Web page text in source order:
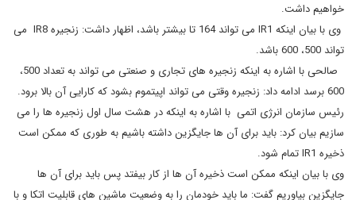
خواهیم داشت.
وی با بیان اینکه IR1 می تواند 164 تا بیشتر باشد، اظهار داشت: زنجیره IR8 می
تواند 500، 600 باشد.
صالحی با اشاره به اینکه زنجیره های تجاری و صنعتی می تواند به تعداد 500،
600 برسد ادامه داد: زنجیره وقتی می تواند اپیتموم بشود که کارایی آن بالا برود.
رئیس سازمان انرژی اتمی با اشاره به اینکه در هشت سال اول زنجیره ها را می
سازیم بیان کرد: باید برای آن ها جایگزین داشته باشیم به طوری که ممکن است
ذخیره IR1 تمام شود.
وی با بیان اینکه ممکن است ذخیره آن ها از کار بیفتد پس باید برای آن ها
جایگزین بیاوریم گفت: ما باید خودمان را به وضعیت ماشین های قابلیت اتکا و با